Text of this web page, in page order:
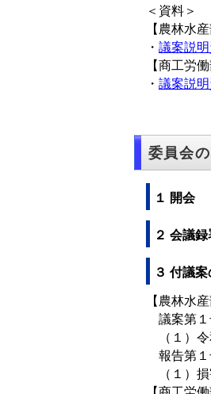
＜資料＞
【農林水産
・議案説
【商工労働
・議案説
委員会
１ 開会
２ 会議
３ 付議
【農林水産
議案第１
（１）令
報告第１
（１）損